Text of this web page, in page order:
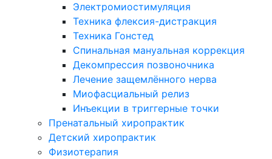
Электромиостимуляция
Техника флексия-дистракция
Техника Гонстед
Спинальная мануальная коррекция
Декомпрессия позвоночника
Лечение защемлённого нерва
Миофасциальный релиз
Инъекции в триггерные точки
Пренатальный хиропрактик
Детский хиропрактик
Физиотерапия